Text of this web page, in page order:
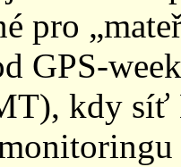
pro
GPS-
kdy síť